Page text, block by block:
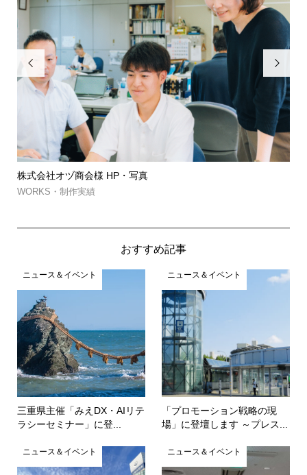

株式会社オヅ商会様 HP・写真
WORKS・制作実績

おすすめ記事
ニュース＆イベント
三重県主催「みえDX・AIリテ
ラシーセミナー」に登...
ニュース＆イベント
「プロモーション戦略の現
場」に登壇します ～プレス...
ニュース＆イベント ニュース＆イベント